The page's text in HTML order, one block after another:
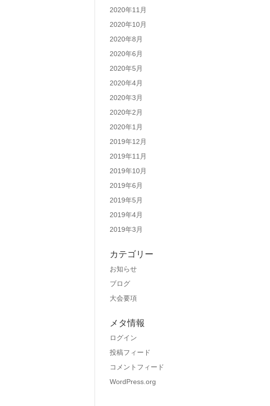
2020年11月
2020年10月
2020年8月
2020年6月
2020年5月
2020年4月
2020年3月
2020年2月
2020年1月
2019年12月
2019年11月
2019年10月
2019年6月
2019年5月
2019年4月
2019年3月
カテゴリー
お知らせ
ブログ
大会要項
メタ情報
ログイン
投稿フィード
コメントフィード
WordPress.org